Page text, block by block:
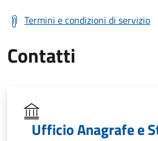
Termini e condizioni di servizio
Contatti
Ufficio Anagrafe e